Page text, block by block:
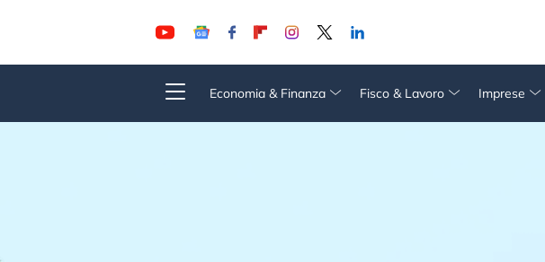
Economia & Finanza Fisco & Lavoro Imprese